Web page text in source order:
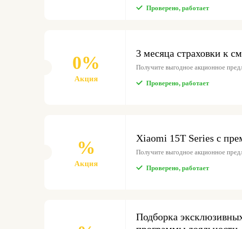
Проверено, работает
0%
Акция
3 месяца страховки к
Получите выгодное акционное
Проверено, работает
%
Акция
Xiaomi 15T Series с
Получите выгодное акционное
Проверено, работает
Подборка